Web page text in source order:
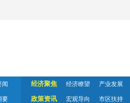
闻
要
经济聚焦 经济瞭望 产业发展
政策资讯 宏观导向 市区扶持